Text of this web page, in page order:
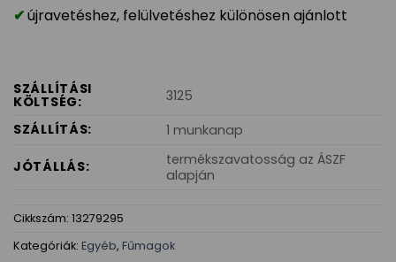
újravetéshez, felülvetéshez különösen ajánlott
SZÁLLÍTÁSI
KÖLTSÉG:
3125
SZÁLLÍTÁS:
1 munkanap
JÓTÁLLÁS:
termékszavatosság az ÁSZF
alapján
Cikkszám: 13279295
Kategóriák: Egyéb, Fűmagok